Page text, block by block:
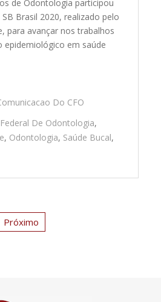
de Odontologia participou
Brasil 2020, realizado pelo
para avançar nos trabalhos
epidemiológico em saúde
Do CFO
De Odontologia,
, Odontologia, Saúde Bucal,
Próximo